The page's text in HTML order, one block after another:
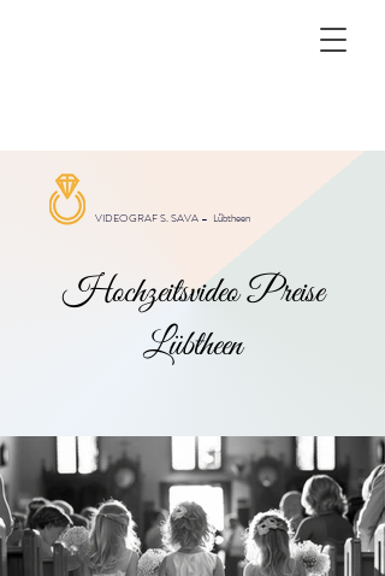
VIDEOGRAF S. SAVA – Lübtheen
Hochzeitsvideo Preise
Lübtheen